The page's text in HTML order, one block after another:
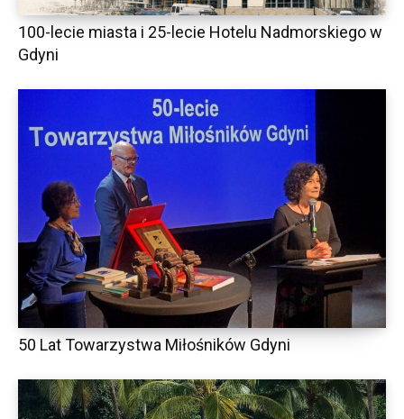
100-lecie miasta i 25-lecie Hotelu Nadmorskiego w
Gdyni
50 Lat Towarzystwa Miłośników Gdyni